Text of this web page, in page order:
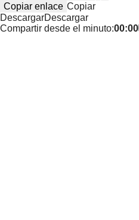
Copiar enlace Copiar
DescargarDescargar
Compartir desde el minuto:00:00